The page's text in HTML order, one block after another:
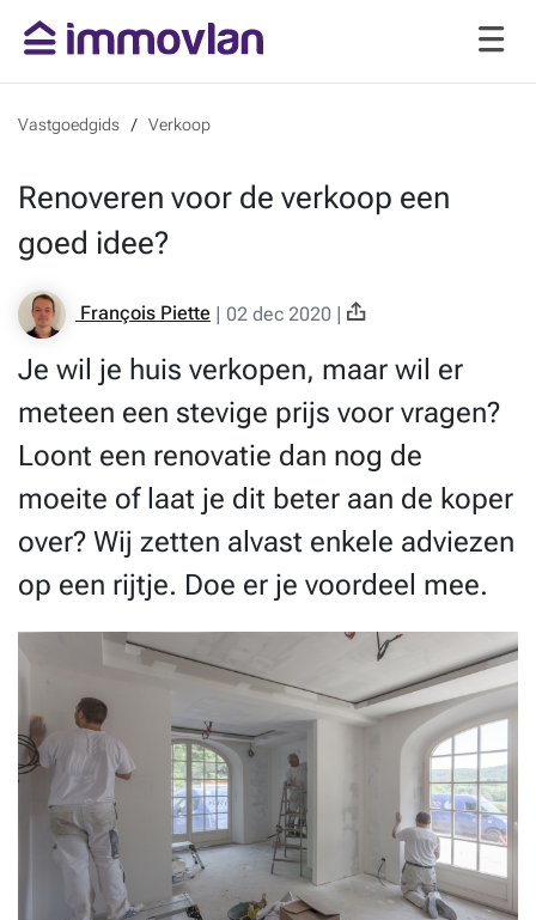
Vastgoedgids Verkoop
Renoveren voor de verkoop een
goed idee?
François Piette | 02 dec 2020 |
Je wil je huis verkopen, maar wil er
meteen een stevige prijs voor vragen?
Loont een renovatie dan nog de
moeite of laat je dit beter aan de koper
over? Wij zetten alvast enkele adviezen
op een rijtje. Doe er je voordeel mee.